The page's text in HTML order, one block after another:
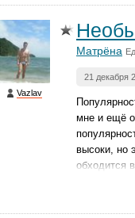
Vazlav
Матрёна
21 декабря
мне и ещё
высоки, но
обходится